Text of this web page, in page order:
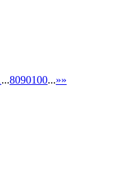
...8090100...»»